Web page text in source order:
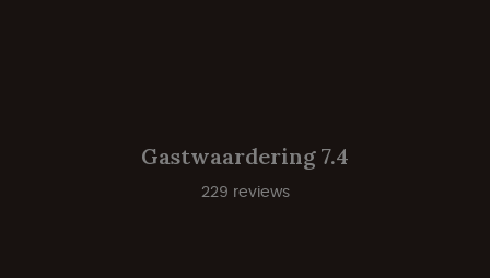
Gastwaardering 7.4
229 reviews